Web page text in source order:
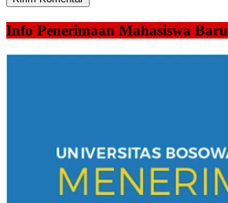
Info Penerimaan Mahasiswa Baru